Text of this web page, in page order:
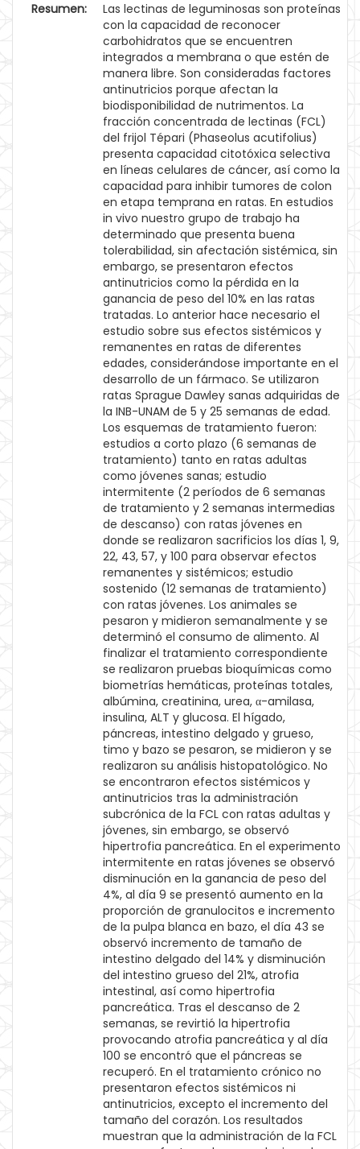
Resumen:
Las lectinas de leguminosas son proteínas
con la capacidad de reconocer
carbohidratos que se encuentren
integrados a membrana o que estén de
manera libre. Son consideradas factores
antinutricios porque afectan la
biodisponibilidad de nutrimentos. La
fracción concentrada de lectinas (FCL)
del frijol Tépari (Phaseolus acutifolius)
presenta capacidad citotóxica selectiva
en líneas celulares de cáncer, así como la
capacidad para inhibir tumores de colon
en etapa temprana en ratas. En estudios
in vivo nuestro grupo de trabajo ha
determinado que presenta buena
tolerabilidad, sin afectación sistémica, sin
embargo, se presentaron efectos
antinutricios como la pérdida en la
ganancia de peso del 10% en las ratas
tratadas. Lo anterior hace necesario el
estudio sobre sus efectos sistémicos y
remanentes en ratas de diferentes
edades, considerándose importante en el
desarrollo de un fármaco. Se utilizaron
ratas Sprague Dawley sanas adquiridas de
la INB-UNAM de 5 y 25 semanas de edad.
Los esquemas de tratamiento fueron:
estudios a corto plazo (6 semanas de
tratamiento) tanto en ratas adultas
como jóvenes sanas; estudio
intermitente (2 períodos de 6 semanas
de tratamiento y 2 semanas intermedias
de descanso) con ratas jóvenes en
donde se realizaron sacrificios los días 1, 9,
22, 43, 57, y 100 para observar efectos
remanentes y sistémicos; estudio
sostenido (12 semanas de tratamiento)
con ratas jóvenes. Los animales se
pesaron y midieron semanalmente y se
determinó el consumo de alimento. Al
finalizar el tratamiento correspondiente
se realizaron pruebas bioquímicas como
biometrías hemáticas, proteínas totales,
albúmina, creatinina, urea, α-amilasa,
insulina, ALT y glucosa. El hígado,
páncreas, intestino delgado y grueso,
timo y bazo se pesaron, se midieron y se
realizaron su análisis histopatológico. No
se encontraron efectos sistémicos y
antinutricios tras la administración
subcrónica de la FCL con ratas adultas y
jóvenes, sin embargo, se observó
hipertrofia pancreática. En el experimento
intermitente en ratas jóvenes se observó
disminución en la ganancia de peso del
4%, al día 9 se presentó aumento en la
proporción de granulocitos e incremento
de la pulpa blanca en bazo, el día 43 se
observó incremento de tamaño de
intestino delgado del 14% y disminución
del intestino grueso del 21%, atrofia
intestinal, así como hipertrofia
pancreática. Tras el descanso de 2
semanas, se revirtió la hipertrofia
provocando atrofia pancreática y al día
100 se encontró que el páncreas se
recuperó. En el tratamiento crónico no
presentaron efectos sistémicos ni
antinutricios, excepto el incremento del
tamaño del corazón. Los resultados
muestran que la administración de la FCL